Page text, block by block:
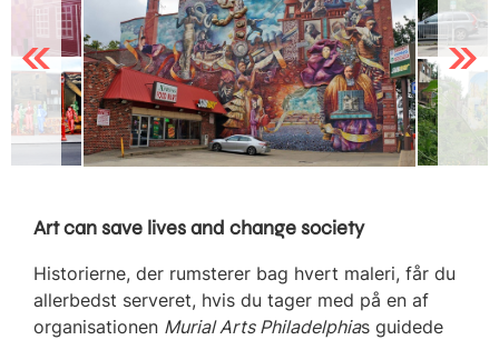
Previous Next
Art can save lives and change society
Historierne, der rumsterer bag hvert maleri, får du
allerbedst serveret, hvis du tager med på en af
organisationen Murial Arts Philadelphias guidede